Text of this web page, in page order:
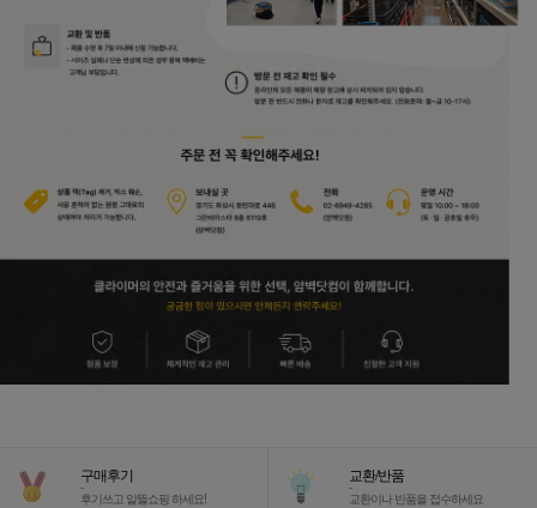
구매후기
-
후기쓰고 알뜰쇼핑 하세요!
교환/반품
-
교환이나 반품을 접수하세요